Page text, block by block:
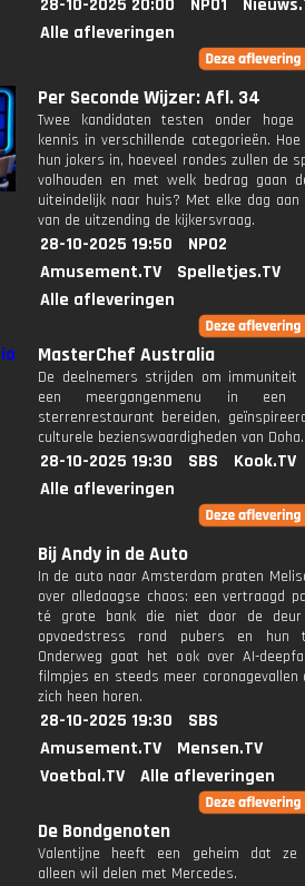
28-10-2025 20:00 NPO1
Alle afleveringen
Per Seconde Wijzer: Afl. 34
Twee kandidaten testen onder hoge
kennis in verschillende categorieën.
hun jokers in, hoeveel rondes zullen de
volhouden en met welk bedrag gaan
uiteindelijk naar huis? Met elke dag
van de uitzending de kijkersvraag.
28-10-2025 19:50
NPO2
Amusement.TV
Spelletjes.TV
Alle afleveringen
MasterChef Australia
De deelnemers strijden om
een meergangenmenu in een
sterrenrestaurant bereiden,
culturele bezienswaardigheden van Doha.
28-10-2025 19:30 SBS
Kook.TV
Alle afleveringen
Bij Andy in de Auto
In de auto naar Amsterdam praten
over alledaagse chaos: een vertraagd
té grote bank die niet door de
opvoedstress rond pubers en hun
Onderweg gaat het ook over AI-
filmpjes en steeds meer coronagevallen
zich heen horen.
28-10-2025 19:30
SBS
Amusement.TV
Mensen.TV
Voetbal.TV
Alle afleveringen
De Bondgenoten
Valentijne heeft een geheim dat ze
alleen wil delen met Mercedes.